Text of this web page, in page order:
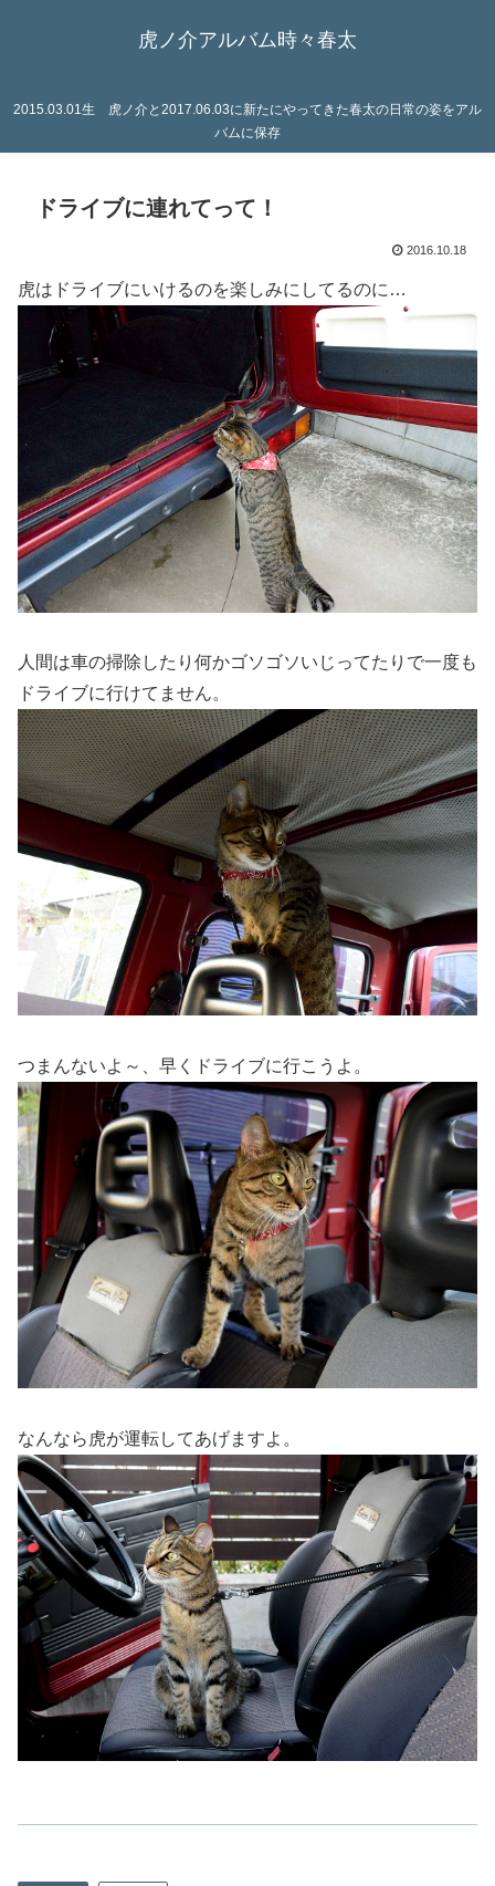
虎ノ介アルバム時々春太
2015.03.01生 虎ノ介と2017.06.03に新たにやってきた春太の日常の姿をアル
バムに保存
ドライブに連れてって！
2016.10.18
虎はドライブにいけるのを楽しみにしてるのに…
人間は車の掃除したり何かゴソゴソいじってたりで一度も
ドライブに行けてません。
つまんないよ～、早くドライブに行こうよ。
なんなら虎が運転してあげますよ。